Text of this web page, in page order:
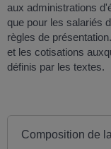
aux administrations
que pour les salariés
règles de
et les cotisations
définis par les textes.
Composition de